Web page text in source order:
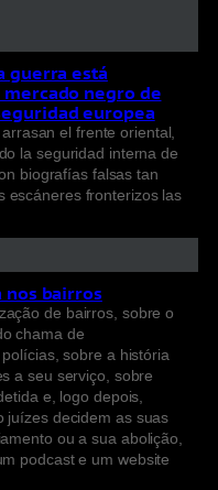
guerra está
negro de
europea
el frente oriental,
la seguridad interna de
biografías falsas tan
escáneres fronterizos las
nos bairros
de bairros, sobre o
chama de
sobre a história
a seu serviço, sobre
e, logo depois,
juízes decidem as suas
ou a sua abolição,
podcast e um website